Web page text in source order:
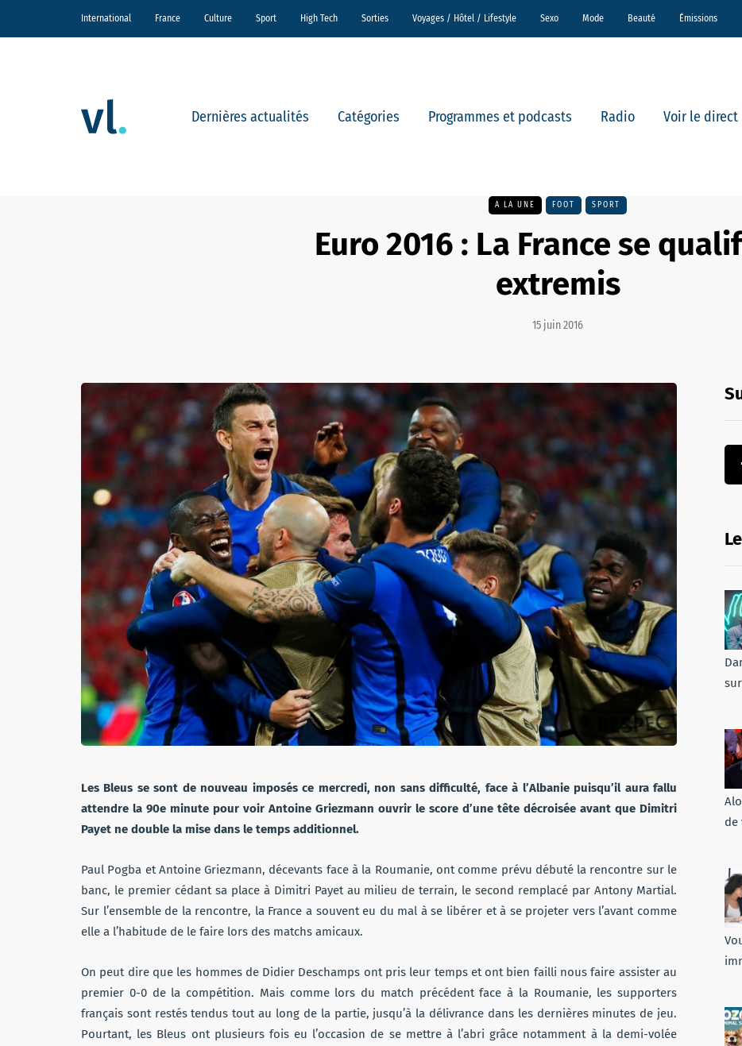
International France Culture Sport High Tech Sorties Voyages / Hôtel / Lifestyle Sexo Mode Beauté Émissions
Dernières actualités Catégories Programmes et podcasts Radio Voir le direct
A LA UNE FOOT SPORT
Euro 2016 : La France se
extremis
15 juin 2016
Les Bleus se sont de nouveau imposésce mercredi, non sans difficulté, face à l’Albanie puisqu’il aura fallu
attendre la 90e minute pour voir Antoine Griezmann ouvrir le score d’une tête décroisée avant que Dimitri
Payet ne double la mise dans le temps additionnel.
Paul Pogba et Antoine Griezmann, décevants face à la Roumanie, ont comme prévu débuté la rencontre sur le
banc, le premier cédant sa place à Dimitri Payet au milieu de terrain, le second remplacé par Antony Martial.
Sur l’ensemble de la rencontre, la France a souvent eu du mal à se libérer et à se projeter vers l’avant comme
elle a l’habitude de le faire lors des matchs amicaux.
On peut dire que les hommes de Didier Deschamps ont pris leur temps et ont bien failli nous faire assister au
premier 0-0 de la compétition. Mais comme lors du match précédent face à la Roumanie, les supporters
français sont restés tendus tout au long de la partie, jusqu’à la délivrance dans les dernières minutes de jeu.
Pourtant, les Bleus ont plusieurs fois eu l’occasion de se mettre à l’abri grâce notamment à la demi-volée
de